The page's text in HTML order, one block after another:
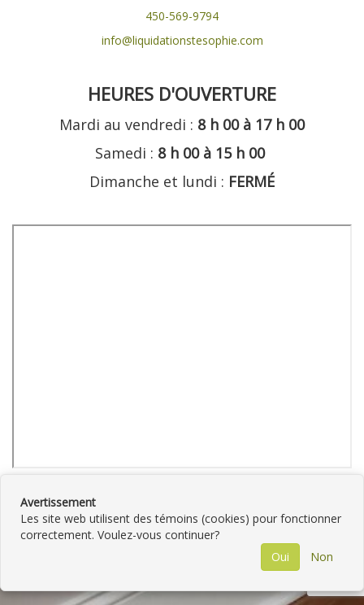
450-569-9794
info@liquidationstesophie.com
HEURES D'OUVERTURE
Mardi au vendredi : 8 h 00 à 17 h 00
Samedi : 8 h 00 à 15 h 00
Dimanche et lundi : FERMÉ
Contactez-
Politique de
Avertissement
Les site web utilisent des témoins (cookies) pour fonctionner
correctement. Voulez-vous continuer?
Oui
Non